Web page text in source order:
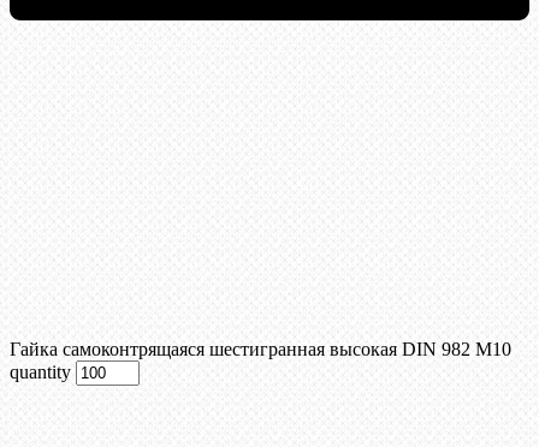
Гайка самоконтрящаяся шестигранная высокая DIN 982 М10
quantity